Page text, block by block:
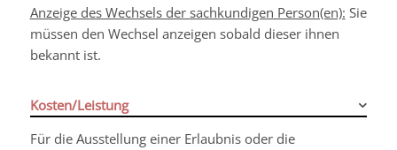
Anzeige des Wechsels der sachkundigen Person(en): Sie
müssen den Wechsel anzeigen sobald dieser ihnen
bekannt ist.
Kosten/Leistung
Für die Ausstellung einer Erlaubnis oder die